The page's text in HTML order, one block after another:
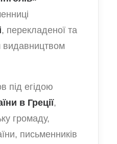
, перекладеної та
видавництвом
під егідою
в Греції,
громаду,
письменників